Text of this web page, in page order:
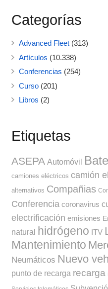
Categorías
Advanced Fleet(313)
Artículos (10.338)
Conferencias (254)
Curso(201)
Libros (2)
Etiquetas
ASEPA Automóvil
camiones eléctricos camión
alternativos Compañias
Conferencia coronavirus
electrificación emisiones
natural hidrógeno ITV
Mantenimiento
Neumáticos Nuevo
punto de recarga recarga